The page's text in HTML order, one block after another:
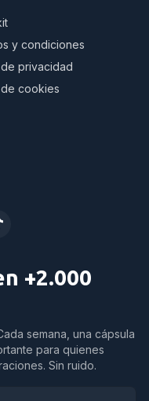
y condiciones
privacidad
cookies
+2.000
semana, una cápsula
para quienes
Sin ruido.